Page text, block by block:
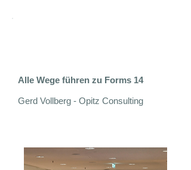
Alle Wege führen zu Forms 14
Gerd Vollberg - Opitz Consulting